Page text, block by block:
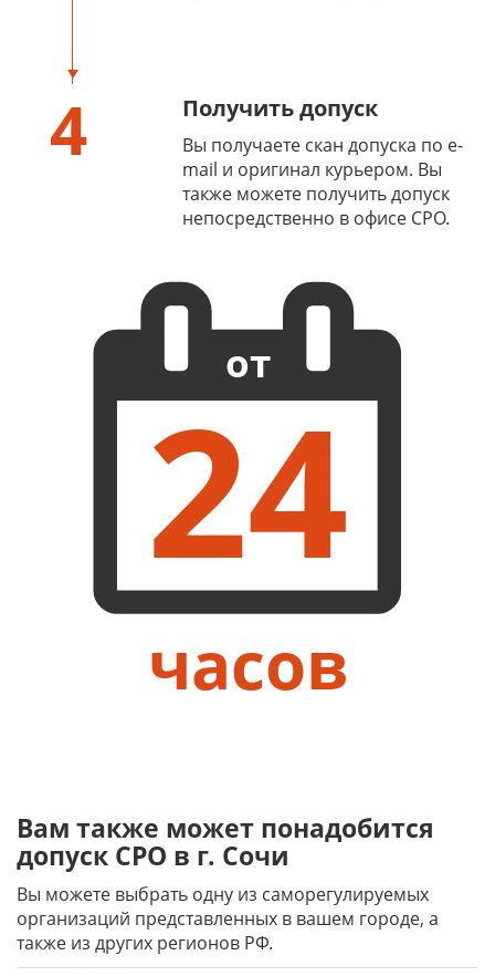
4 Получить допуск
Вы получаете скан допуска по e-
mail и оригинал курьером. Вы
также можете получить допуск
непосредственно в офисе СРО.
от
24
часов
Вам также может понадобится
допуск СРО в г. Сочи
Вы можете выбрать одну из саморегулируемых
организаций представленных в вашем городе, а
также из других регионов РФ.